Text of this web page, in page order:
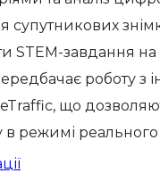
STEM-завдання на
роботу з
що
в режимі реального